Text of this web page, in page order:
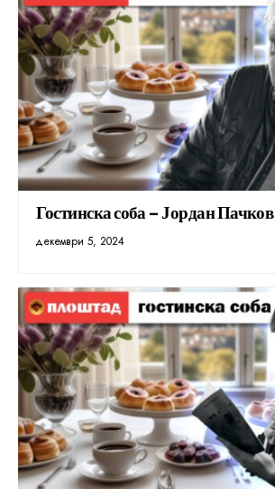
Гостинска соба – Јордан Пачков
декември 5, 2024